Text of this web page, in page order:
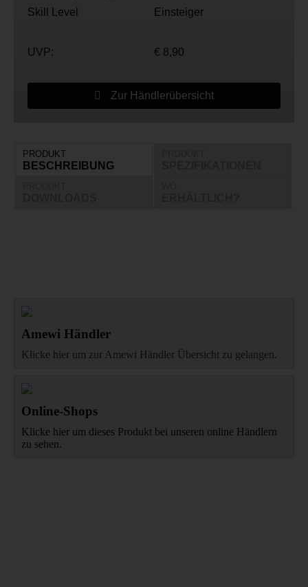
Skill Level
Einsteiger
UVP: € 8,90
Zur Händlerübersicht
PRODUKT
BESCHREIBUNG
Amewi Händler
Klicke hier um zur Amewi Händler Übersicht zu gelangen.
Online-Shops
Klicke hier um dieses Produkt bei unseren online Händlern
zu sehen.